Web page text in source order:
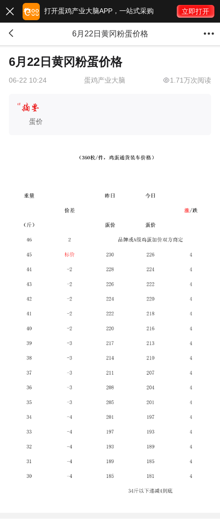
 打开蛋鸡产业大脑APP，一站式采购 立即打开
 6月22日黄冈粉蛋价格 
6月22日黄冈粉蛋价格
06-22 10:24 蛋鸡产业大脑 1.71万次阅读
蛋价